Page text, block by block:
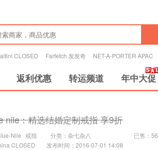
CLOSED Farfetch 发发奇 NET-A-PORTER APAC
返利优惠 转运频道 年中大促
nile：精选结婚定制戒指 享9折
Nile 戒指 分类： 杂七杂八
已售：56
CLOSED
发布时间：2016-07-01 14:08